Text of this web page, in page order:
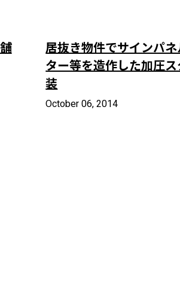
居抜き物件でサインパ
ター等を造作した加圧
装
October 06, 2014